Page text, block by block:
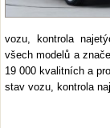
vozu, kontrola
všech modelů a
19 000 kvalitních a
stav vozu, kontrola